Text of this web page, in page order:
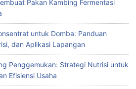
Pakan Kambing Fermentasi
untuk Domba: Panduan
dan Aplikasi Lapangan
Penggemukan: Strategi Nutrisi untuk
Efisiensi Usaha